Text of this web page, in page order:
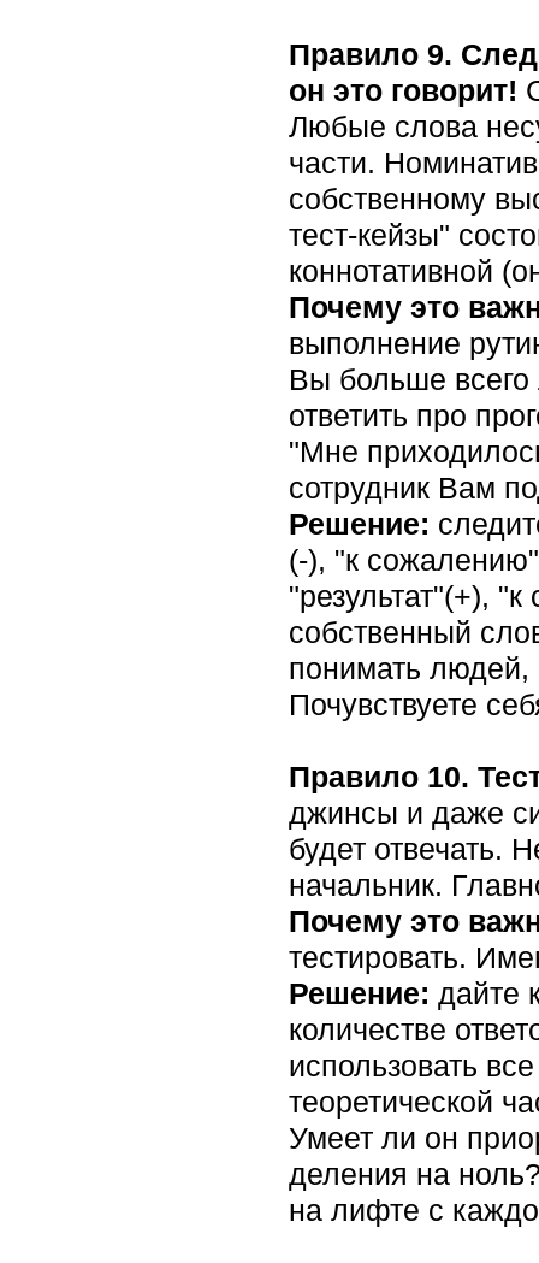
Правило 9.
он это говорит!
Любые слова
части.
собственному
тест-кейзы"
коннотативной
Почему это
выполнение
Вы больше
ответить про
"Мне
сотрудник Вам
Решение:
(-), "к
"результат"(+),
собственный
понимать людей,
Почувствуете
Правило 10.
джинсы и даже
будет отвечать.
начальник.
Почему это
тестировать.
Решение: дайте
количестве
использовать
теоретической
Умеет ли он
деления на
на лифте с